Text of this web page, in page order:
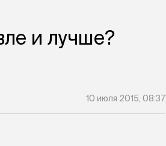
и лучше?
10 июля 2015, 08:37